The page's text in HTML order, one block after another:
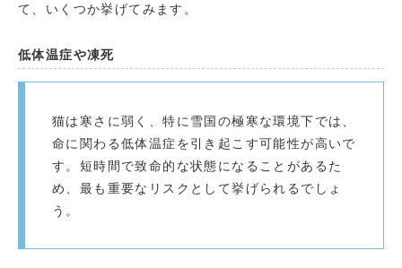
て、いくつか挙げてみます。
低体温症や凍死
猫は寒さに弱く、特に雪国の極寒な環境下では、
命に関わる低体温症を引き起こす可能性が高いで
す。短時間で致命的な状態になることがあるた
め、最も重要なリスクとして挙げられるでしょ
う。